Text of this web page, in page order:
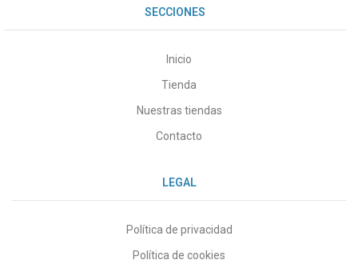
SECCIONES
Inicio
Tienda
Nuestras tiendas
Contacto
LEGAL
Política de privacidad
Política de cookies